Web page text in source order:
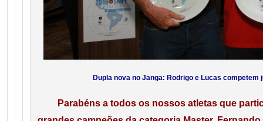
Dupla nova no Janga: Rodrigo e Lucas
Parabéns a todos os nossos atletas que